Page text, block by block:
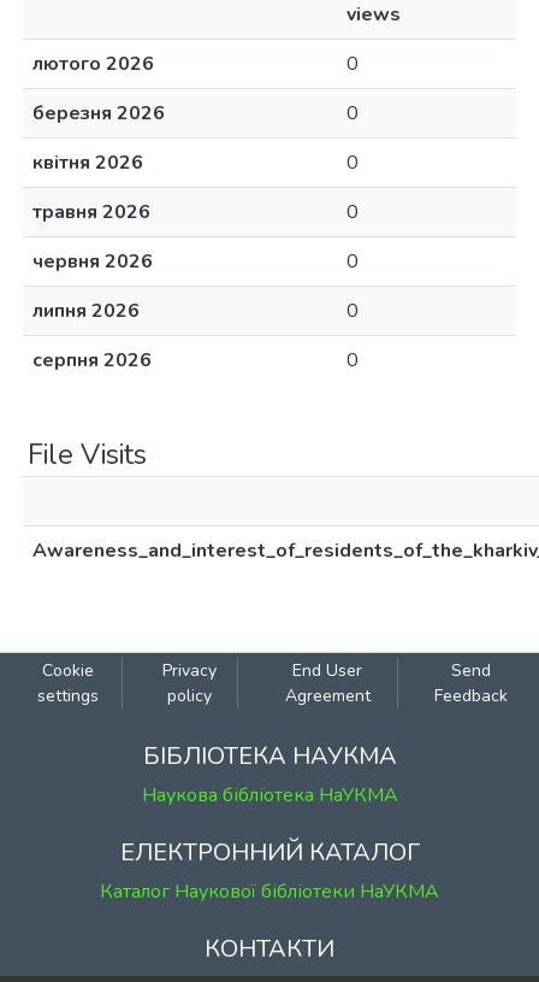
views
лютого 2026
0
березня 2026
0
квітня 2026
0
травня 2026
0
червня 2026
0
липня 2026
0
серпня 2026
0
File Visits
Cookie
settings
Privacy
policy
End User
Agreement
Send
Feedback
БІБЛІОТЕКА НАУКМА
Наукова бібліотека НаУКМА
ЕЛЕКТРОННИЙ КАТАЛОГ
Каталог Наукової бібліотеки НаУКМА
КОНТАКТИ